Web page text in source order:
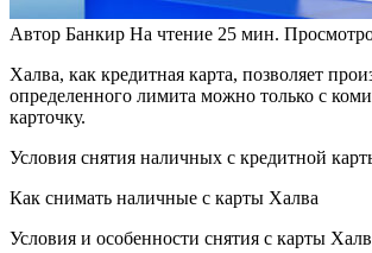
Автор Банкир На чтение 25 мин.
Халва, как кредитная карта, позволяет
определенного лимита можно только с
карточку.
Условия снятия наличных с кредитной
Как снимать наличные с карты Халва
Условия и особенности снятия с карты